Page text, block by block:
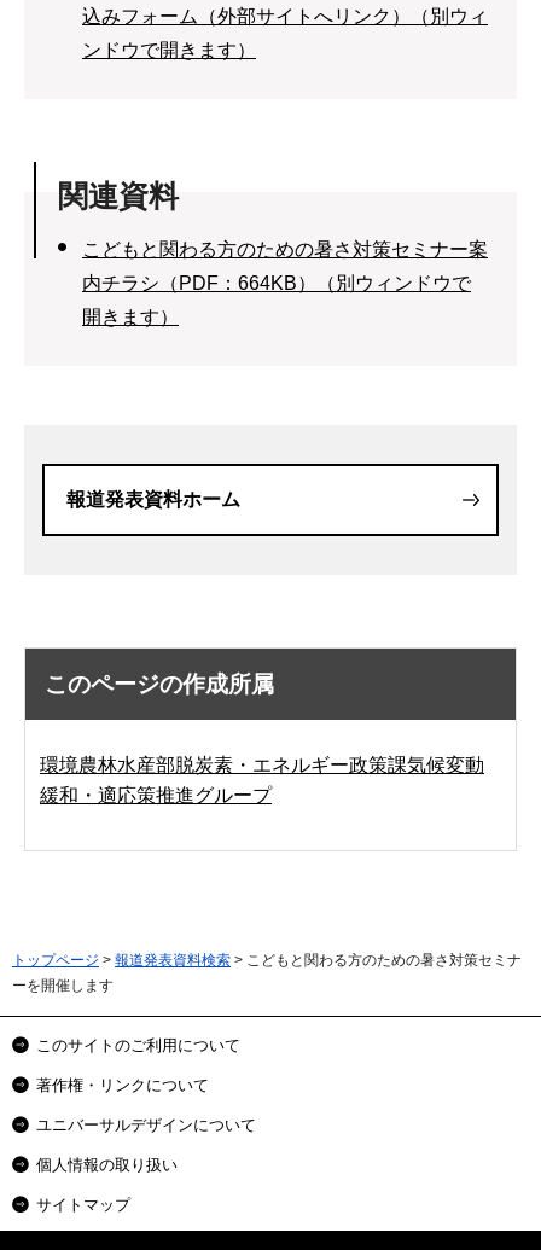
込みフォーム（外部サイトへリンク）（別ウィ
ンドウで開きます）
関連資料
こどもと関わる方のための暑さ対策セミナー案
内チラシ（PDF：664KB）（別ウィンドウで
開きます）
報道発表資料ホーム
このページの作成所属
環境農林水産部脱炭素・エネルギー政策課気候変動
緩和・適応策推進グループ
トップページ > 報道発表資料検索 > こどもと関わる方のための暑さ対策セミナ
ーを開催します
このサイトのご利用について
著作権・リンクについて
ユニバーサルデザインについて
個人情報の取り扱い
サイトマップ